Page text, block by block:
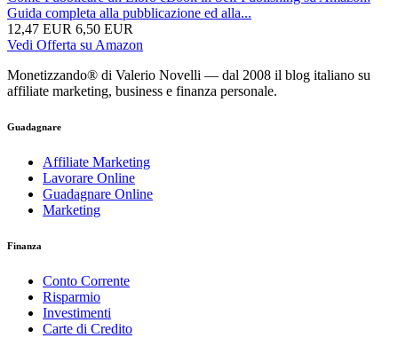
Guida completa alla pubblicazione ed alla...
12,47 EUR 6,50 EUR
Vedi Offerta su Amazon
Monetizzando® di Valerio Novelli — dal 2008 il blog italiano su
affiliate marketing, business e finanza personale.
Guadagnare
Affiliate Marketing
Lavorare Online
Guadagnare Online
Marketing
Finanza
Conto Corrente
Risparmio
Investimenti
Carte di Credito